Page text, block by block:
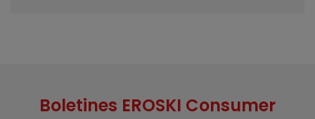
Boletines EROSKI Consumer